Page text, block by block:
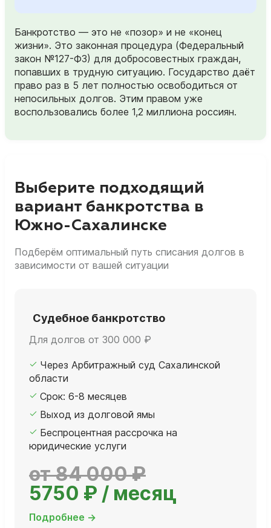
Банкротство — это не «позор» и не «конец
жизни». Это законная процедура (Федеральный
закон №127-ФЗ) для добросовестных граждан,
попавших в трудную ситуацию. Государство даёт
право раз в 5 лет полностью освободиться от
непосильных долгов. Этим правом уже
воспользовались более 1,2 миллиона россиян.
Выберите подходящий
вариант банкротства в
Южно-Сахалинске
Подберём оптимальный путь списания долгов в
зависимости от вашей ситуации
Судебное банкротство
Для долгов от 300 000 ₽
Через Арбитражный суд Сахалинской
области
Срок: 6-8 месяцев
Выход из долговой ямы
Беспроцентная рассрочка на
юридические услуги
от 84 000 ₽
5750 ₽ / месяц
Подробнее →